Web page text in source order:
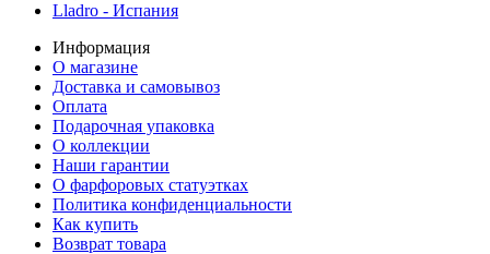
Lladro - Испания
Информация
О магазине
Доставка и самовывоз
Оплата
Подарочная упаковка
О коллекции
Наши гарантии
О фарфоровых статуэтках
Политика конфиденциальности
Как купить
Возврат товара